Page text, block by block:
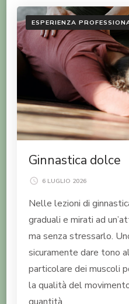
ESPERIENZA
Ginnastica dolce
6 LUGLIO 2026
Nelle lezioni di
graduali e mirati ad
ma senza stressarlo.
sicuramente dare tono
particolare dei muscoli
la qualità del